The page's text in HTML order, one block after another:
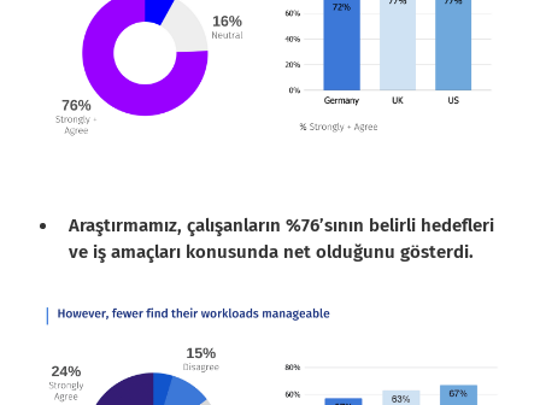
Araştırmamız, çalışanların %76’sının belirli hedefleri
ve iş amaçları konusunda net olduğunu gösterdi.